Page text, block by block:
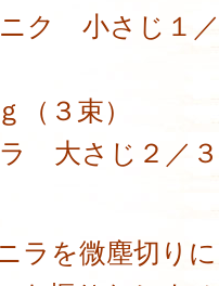
ニク 小さじ１
３束）
大さじ２／３
ラを微塵切り